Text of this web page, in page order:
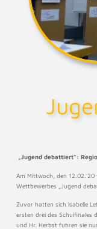
„Jugend debattiert“:
Am Mittwoch, den
Wettbewerbes „Jugend
Zuvor hatten sich Isabelle
ersten drei des Schulfinales
und Hr. Herbst fuhren sie